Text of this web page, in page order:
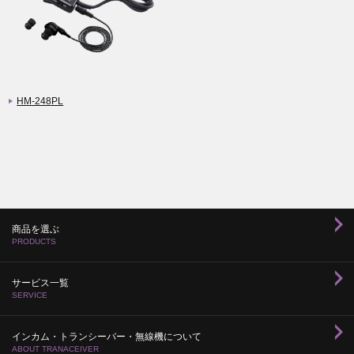
HM-248PL
商品を選ぶ
PRODUCTS
サービス一覧
SERVICE
インカム・トランシーバー・無線機について
ABOUT TRANACEIVER